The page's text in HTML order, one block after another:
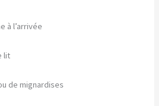
à l’arrivée
lit
de mignardises